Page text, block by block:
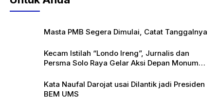
Masta PMB Segera Dimulai, Catat Tanggalnya
Kecam Istilah “Londo Ireng”, Jurnalis dan
Persma Solo Raya Gelar Aksi Depan Monumen
Kata Naufal Darojat usai Dilantik jadi Presiden
BEM UMS